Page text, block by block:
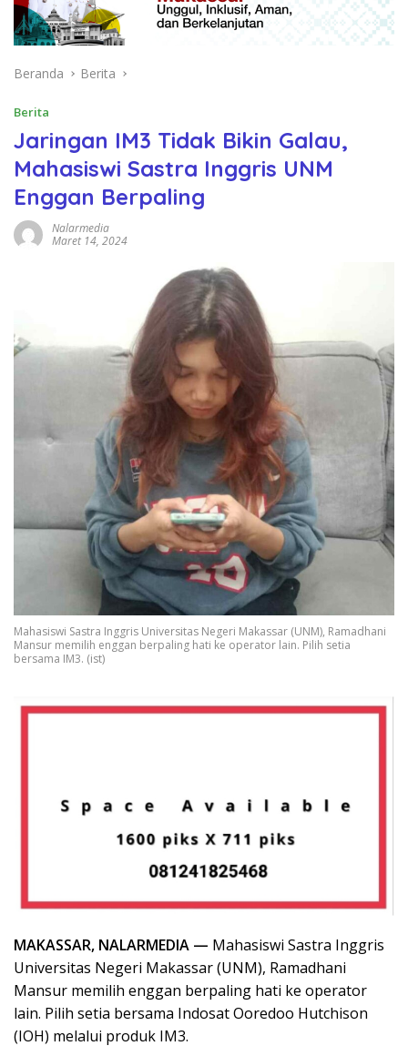
Beranda Berita
Berita
Jaringan IM3 Tidak Bikin Galau,
Mahasiswi Sastra Inggris UNM
Enggan Berpaling
Nalarmedia
Maret 14, 2024
Mahasiswi Sastra Inggris Universitas Negeri Makassar (UNM), Ramadhani
Mansur memilih enggan berpaling hati ke operator lain. Pilih setia
bersama IM3. (ist)
MAKASSAR, NALARMEDIA — Mahasiswi Sastra Inggris
Universitas Negeri Makassar (UNM), Ramadhani
Mansur memilih enggan berpaling hati ke operator
lain. Pilih setia bersama Indosat Ooredoo Hutchison
(IOH) melalui produk IM3.